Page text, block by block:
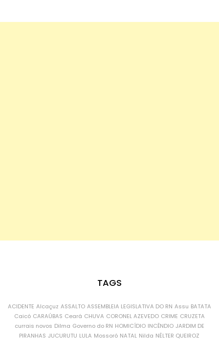
TAGS
ACIDENTE Alcaçuz ASSALTO ASSEMBLEIA LEGISLATIVA DO RN Assu BATATA
Caicó CARAÚBAS Ceará CHUVA CORONEL AZEVEDO CRIME CRUZETA
currais novos Dilma Governo do RN HOMICÍDIO INCÊNDIO JARDIM DE
PIRANHAS JUCURUTU LULA Mossoró NATAL Nilda NÉLTER QUEIROZ